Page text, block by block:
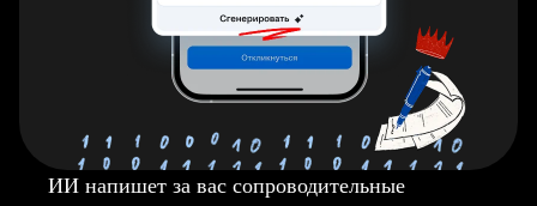
ИИ напишет за вас сопроводительные